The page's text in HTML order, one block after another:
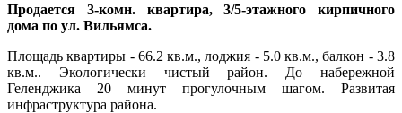
Продается 3-комн. квартира, 3/5-этажного кирпичного
дома по ул. Вильямса.
Площадь квартиры - 66.2 кв.м., лоджия - 5.0 кв.м., балкон - 3.8
кв.м.. Экологически чистый район. До набережной
Геленджика 20 минут прогулочным шагом. Развитая
инфраструктура района.